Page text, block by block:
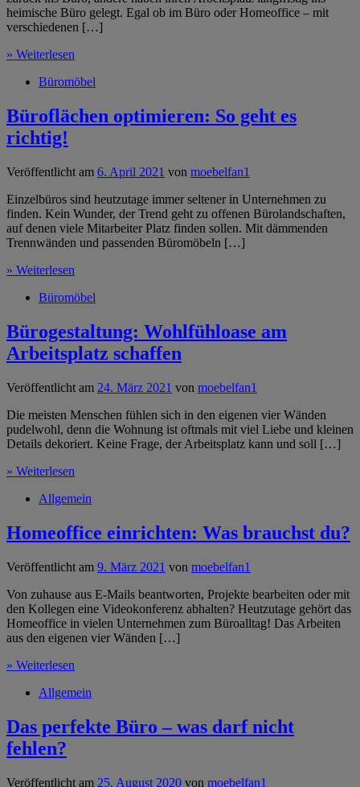
heimische Büro gelegt. Egal ob im Büro oder Homeoffice – mit
verschiedenen […]
» Weiterlesen
Büromöbel
Büroflächen optimieren: So geht es
richtig!
Veröffentlicht am 6. April 2021 von moebelfan1
Einzelbüros sind heutzutage immer seltener in Unternehmen zu
finden. Kein Wunder, der Trend geht zu offenen Bürolandschaften,
auf denen viele Mitarbeiter Platz finden sollen. Mit dämmenden
Trennwänden und passenden Büromöbeln […]
» Weiterlesen
Büromöbel
Bürogestaltung: Wohlfühloase am
Arbeitsplatz schaffen
Veröffentlicht am 24. März 2021 von moebelfan1
Die meisten Menschen fühlen sich in den eigenen vier Wänden
pudelwohl, denn die Wohnung ist oftmals mit viel Liebe und kleinen
Details dekoriert. Keine Frage, der Arbeitsplatz kann und soll […]
» Weiterlesen
Allgemein
Homeoffice einrichten: Was brauchst du?
Veröffentlicht am 9. März 2021 von moebelfan1
Von zuhause aus E-Mails beantworten, Projekte bearbeiten oder mit
den Kollegen eine Videokonferenz abhalten? Heutzutage gehört das
Homeoffice in vielen Unternehmen zum Büroalltag! Das Arbeiten
aus den eigenen vier Wänden […]
» Weiterlesen
Allgemein
Das perfekte Büro – was darf nicht
fehlen?
Veröffentlicht am 25. August 2020 von moebelfan1